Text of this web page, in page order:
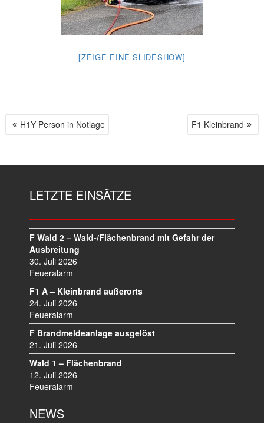
[ZEIGE EINE SLIDESHOW]
B H1Y Person in Notlage F1 Kleinbrand
LETZTE EINSÄTZE
F Wald 2 – Wald-/Flächenbrand mit Gefahr der
Ausbreitung
30. Juli 2026
Feueralarm
F1 A – Kleinbrand außerorts
24. Juli 2026
Feueralarm
F Brandmeldeanlage ausgelöst
21. Juli 2026
Wald 1 – Flächenbrand
12. Juli 2026
Feueralarm
NEWS